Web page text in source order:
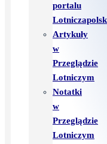
portalu
Artykuły
w
Przeglądzie
Lotniczym
Notatki
w
Przeglądzie
Lotniczym